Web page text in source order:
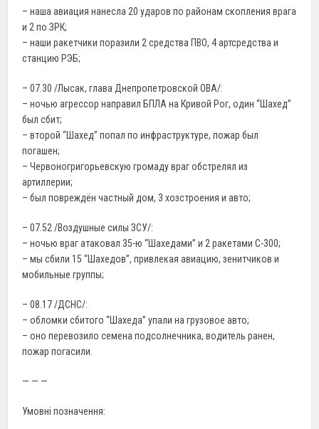
– наша авиация нанесла 20 ударов по районам скопления врага
и 2 по ЗРК;
– наши ракетчики поразили 2 средства ПВО, 4 артсредства и
станцию РЭБ;
– 07.30 /Лысак, глава Днепропетровской ОВА/:
– ночью агрессор направил БПЛА на Кривой Рог, один “Шахед”
был сбит;
– второй “Шахед” попал по инфраструктуре, пожар был
погашен;
– Червоногригорьевскую громаду враг обстрелял из
артиллерии;
– был повреждён частный дом, 3 хозстроения и авто;
– 07.52 /Воздушные силы ЗСУ/:
– ночью враг атаковал 35-ю “Шахедами” и 2 ракетами С-300;
– мы сбили 15 “Шахедов”, привлекая авиацию, зенитчиков и
мобильные группы;
– 08.17 /ДСНС/:
– обломки сбитого “Шахеда” упали на грузовое авто;
– оно перевозило семена подсолнечника, водитель ранен,
пожар погасили.
— — —
Умовні позначення: